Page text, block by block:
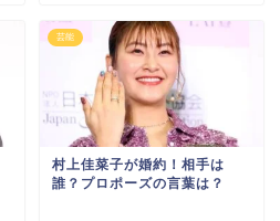
芸能
村上佳菜子が婚約！相手は
誰？プロポーズの言葉は？